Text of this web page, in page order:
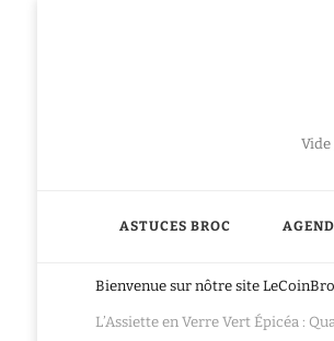
ASTUCES BROC
Bienvenue sur nôtre site
L’Assiette en Verre Vert Épicéa :